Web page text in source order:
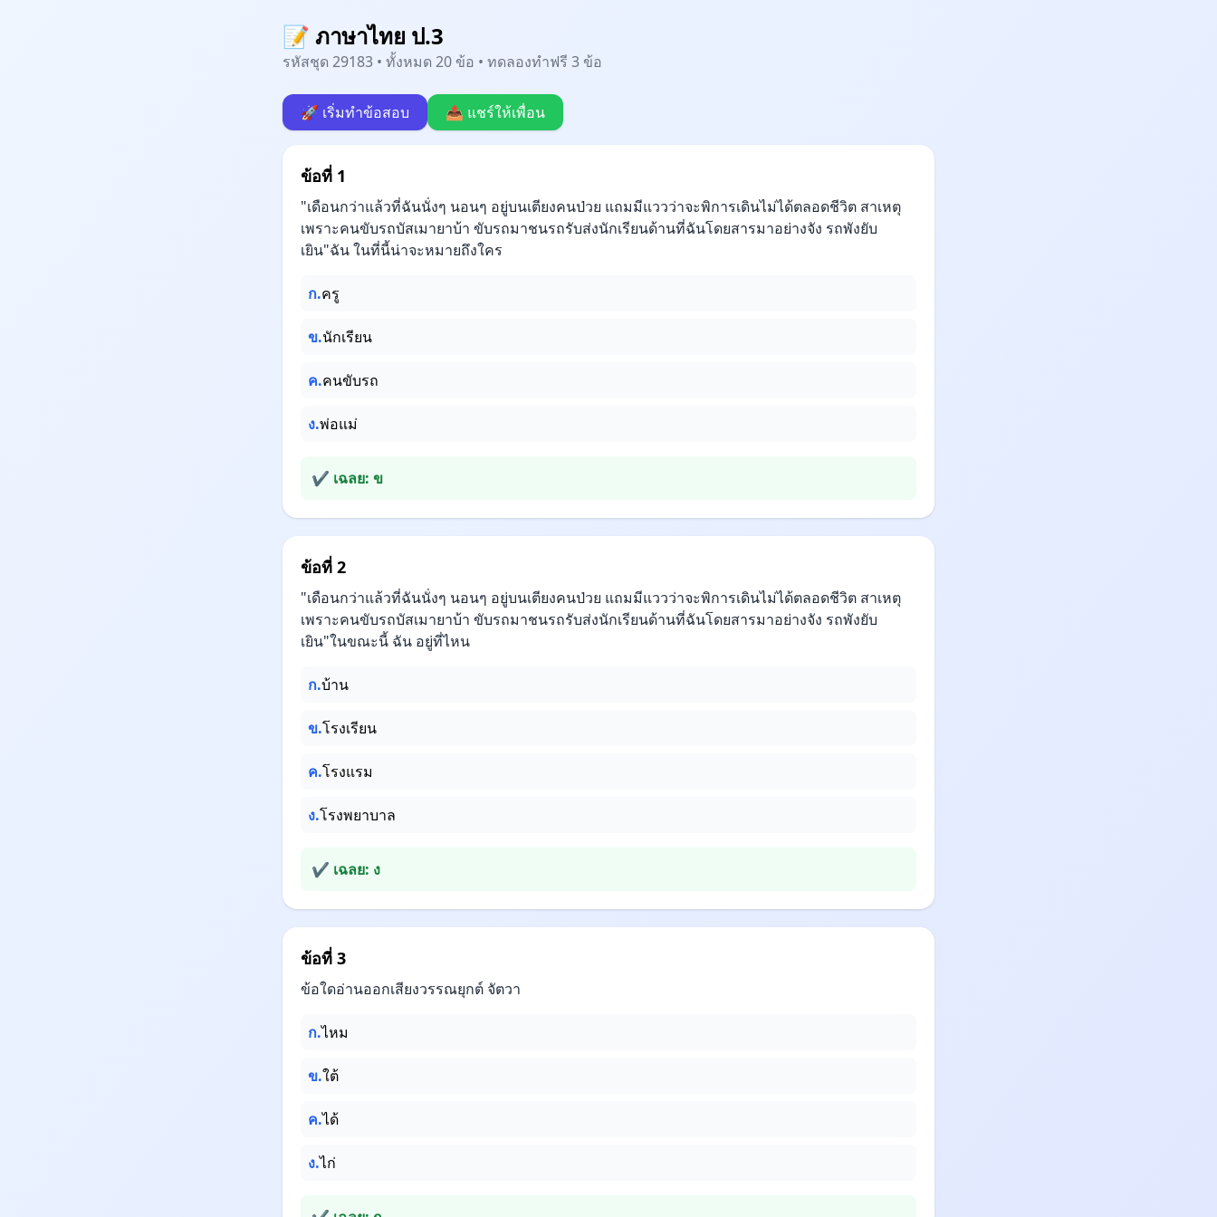
📝 ภาษาไทย ป.3
รหัสชุด 29183 • ทั้งหมด 20 ข้อ • ทดลองทำฟรี 3 ข้อ
🚀 เริ่มทำข้อสอบ 📤 แชร์ให้เพื่อน
ข้อที่ 1
"เดือนกว่าแล้วที่ฉันนั่งๆ นอนๆ อยู่บนเตียงคนป่วย แถมมีแววว่าจะพิการเดินไม่ได้ตลอดชีวิต สาเหตุ
เพราะคนขับรถบัสเมายาบ้า ขับรถมาชนรถรับส่งนักเรียนด้านที่ฉันโดยสารมาอย่างจัง รถพังยับ
เยิน"ฉัน ในที่นี้น่าจะหมายถึงใคร
ก.ครู
ข.นักเรียน
ค.คนขับรถ
ง.พ่อแม่
✔ เฉลย: ข
ข้อที่ 2
"เดือนกว่าแล้วที่ฉันนั่งๆ นอนๆ อยู่บนเตียงคนป่วย แถมมีแววว่าจะพิการเดินไม่ได้ตลอดชีวิต สาเหตุ
เพราะคนขับรถบัสเมายาบ้า ขับรถมาชนรถรับส่งนักเรียนด้านที่ฉันโดยสารมาอย่างจัง รถพังยับ
เยิน"ในขณะนี้ ฉัน อยู่ที่ไหน
ก.บ้าน
ข.โรงเรียน
ค.โรงแรม
ง.โรงพยาบาล
✔ เฉลย: ง
ข้อที่ 3
ข้อใดอ่านออกเสียงวรรณยุกต์ จัตวา
ก.ไหม
ข.ใต้
ค.ได้
ง.ไก่